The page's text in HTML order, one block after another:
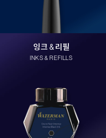
잉크 & 리필
INKS & REFILLS